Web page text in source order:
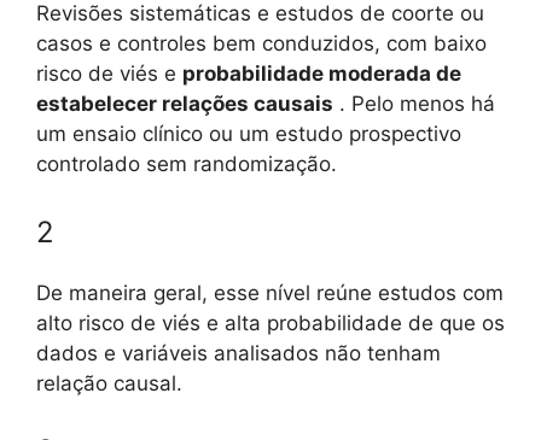
Revisões sistemáticas e estudos de coorte ou
casos e controles bem conduzidos, com baixo
risco de viés e probabilidade moderada de
estabelecer relações causais . Pelo menos há
um ensaio clínico ou um estudo prospectivo
controlado sem randomização.
2
De maneira geral, esse nível reúne estudos com
alto risco de viés e alta probabilidade de que os
dados e variáveis ​​analisados ​​não tenham
relação causal.